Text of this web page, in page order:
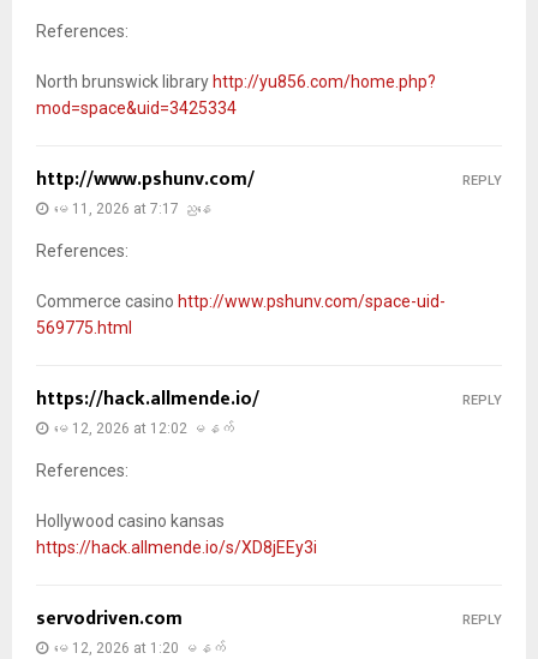
References:
North brunswick library http://yu856.com/home.php?
mod=space&uid=3425334
http://www.pshunv.com/
မေ 11, 2026 at 7:17 ညနေ
References:
Commerce casino http://www.pshunv.com/space-uid-
569775.html
REPLY
https://hack.allmende.io/
မေ 12, 2026 at 12:02 မနက်
References:
Hollywood casino kansas
https://hack.allmende.io/s/XD8jEEy3i
REPLY
servodriven.com
မေ 12, 2026 at 1:20 မနက်
REPLY